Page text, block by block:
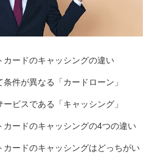
カードのキャッシングの違い
件が異なる「カードローン」
ビスである「キャッシング」
カードのキャッシングの4つの違い
カードのキャッシングはどっちがい